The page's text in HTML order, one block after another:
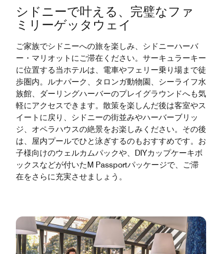
シドニーで叶える、完璧なファ
ミリーゲッタウェイ
ご家族でシドニーへの旅を楽しみ、シドニーハーバ
ー・マリオットにご滞在ください。サーキュラーキー
に位置する当ホテルは、電車やフェリー乗り場まで徒
歩圏内。ルナパーク、タロンガ動物園、シーライフ水
族館、ダーリングハーバーのプレイグラウンドへも気
軽にアクセスできます。散策を楽しんだ後は客室やス
イートに戻り、シドニーの街並みやハーバーブリッ
ジ、オペラハウスの絶景をお楽しみください。その後
は、屋内プールでひと泳ぎするのもおすすめです。お
子様向けのウェルカムパックや、DIYカップケーキボ
ックスなどが付いたM Passportパッケージで、ご滞
在をさらに充実させましょう。